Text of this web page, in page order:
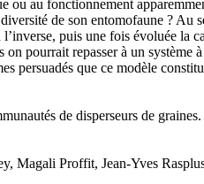
au fonctionnement
de son entomofaune ? Au
puis une fois évoluée la
pourrait repasser à un
persuadés que ce modèle
de disperseurs de
Magali Proffit, Jean-Yves